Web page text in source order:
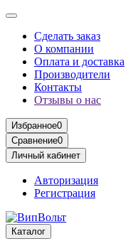
Сделать заказ
О компании
Оплата и доставка
Производители
Контакты
Отзывы о нас
Избранное0
Сравнение0
Личный кабинет
Авторизация
Регистрация
Каталог